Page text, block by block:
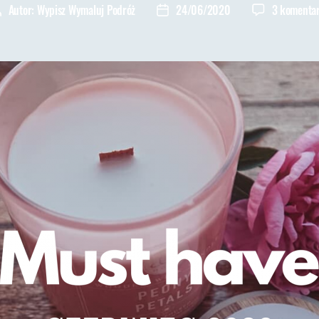
Autor: Wypisz Wymaluj Podróż
Data24/06/2020 3